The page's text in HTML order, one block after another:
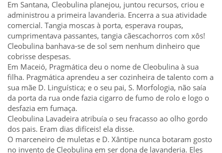
Em Santana, Cleobulina planejou, juntou recursos, criou e
administrou a primeira lavanderia. Encerra a sua atividade
comercial. Tangia moscas à porta, esperava roupas,
cumprimentava passantes, tangia cãescachorros com xôs!
Cleobulina banhava-se de sol sem nenhum dinheiro que
cobrisse despesas.
Em Maceió, Pragmática deu o nome de Cleobulina à sua
filha. Pragmática aprendeu a ser cozinheira de talento com a
sua mãe D. Linguística; e o seu pai, S. Morfologia, não saía
da porta da rua onde fazia cigarro de fumo de rolo e logo o
desfazia em fumaça.
Cleobulina Lavadeira atribuía o seu fracasso ao olho gordo
dos pais. Eram dias difíceis! ela disse.
O marceneiro de muletas e D. Xântipe nunca botaram gosto
no invento de Cleobulina em ser dona de lavanderia. Eles